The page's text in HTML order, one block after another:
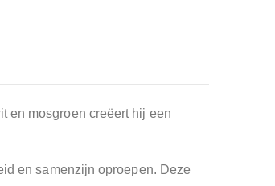
en mosgroen creëert hij een
en samenzijn oproepen. Deze